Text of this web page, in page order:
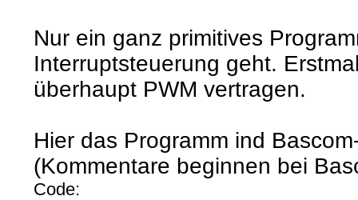
Nur ein ganz primitives
Interruptsteuerung geht.
überhaupt PWM vertragen.
Hier das Programm ind
(Kommentare beginnen bei
Code: